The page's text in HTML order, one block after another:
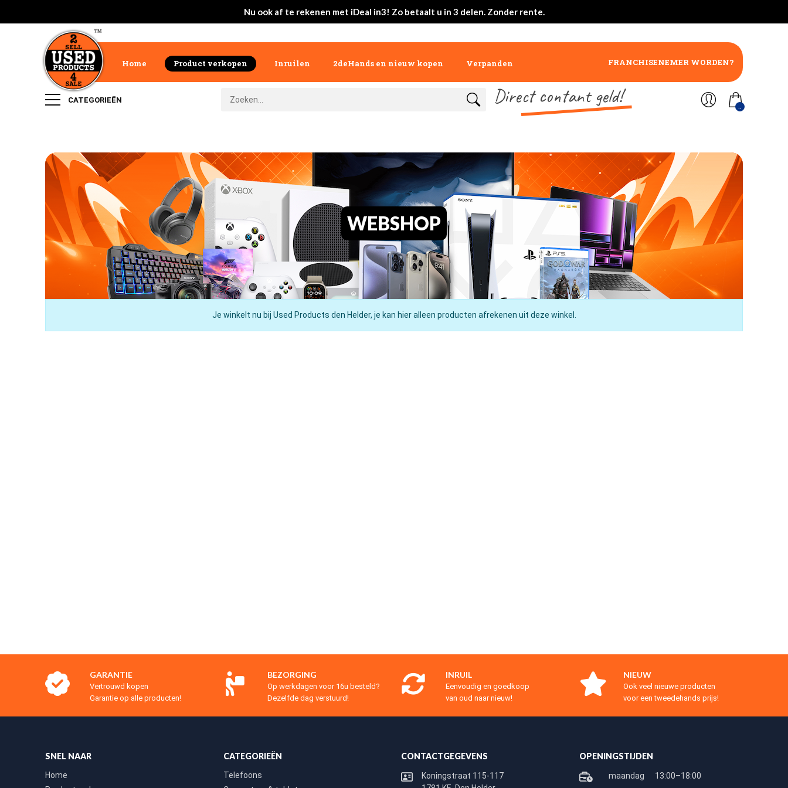
Nu ook af te rekenen met iDeal in3! Zo betaalt u in 3 delen. Zonder rente.
Home Product verkopen Inruilen 2deHands en nieuw kopen Verpanden FRANCHISENEMER WORDEN?
CATEGORIEËN Direct contant geld! ..
WEBSHOP
Je winkelt nu bij Used Products den Helder, je kan hier alleen producten afrekenen uit deze winkel.
GARANTIE
Vertrouwd kopen
Garantie op alle producten!
BEZORGING
Op werkdagen voor 16u besteld?
Dezelfde dag verstuurd!
INRUIL
Eenvoudig en goedkoop
van oud naar nieuw!
NIEUW
Ook veel nieuwe producten
voor een tweedehands prijs!
SNEL NAAR
Home
CATEGORIEËN
Telefoons
CONTACTGEGEVENS
Koningstraat 115-117
OPENINGSTIJDEN
maandag 13:00–18:00